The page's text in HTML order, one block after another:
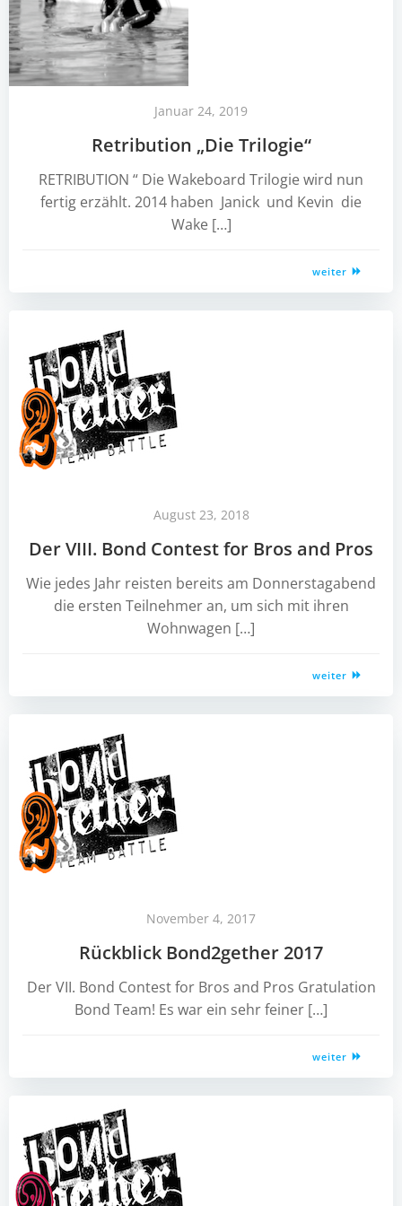
Januar 24, 2019
Retribution „Die Trilogie“
RETRIBUTION “ Die Wakeboard Trilogie wird nun
fertig erzählt. 2014 haben Janick und Kevin die
Wake […]
weiter
August 23, 2018
Der VIII. Bond Contest for Bros and Pros
Wie jedes Jahr reisten bereits am Donnerstagabend
die ersten Teilnehmer an, um sich mit ihren
Wohnwagen […]
weiter
November 4, 2017
Rückblick Bond2gether 2017
Der VII. Bond Contest for Bros and Pros Gratulation
Bond Team! Es war ein sehr feiner […]
weiter